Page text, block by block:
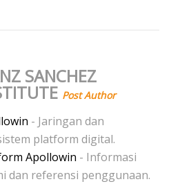
SANCHEZ
Post Author
- Jaringan dan
platform digital.
Apollowin - Informasi
dan referensi penggunaan.